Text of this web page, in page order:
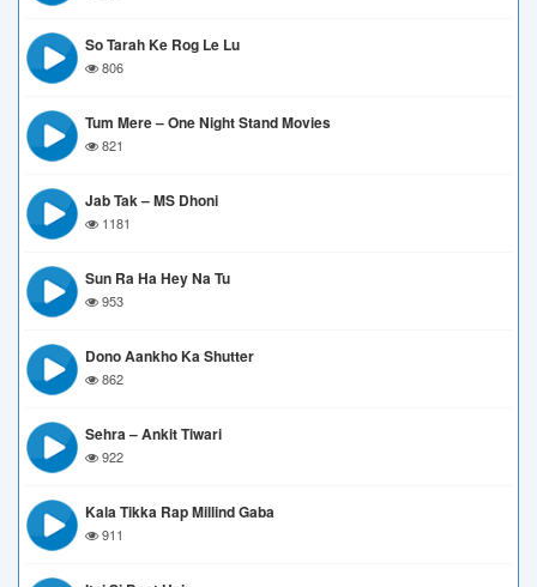
So Tarah Ke Rog Le Lu
806
Tum Mere – One Night Stand Movies
821
Jab Tak – MS Dhoni
1181
Sun Ra Ha Hey Na Tu
953
Dono Aankho Ka Shutter
862
Sehra – Ankit Tiwari
922
Kala Tikka Rap Millind Gaba
911